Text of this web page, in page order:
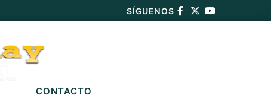
SÍGUENOS
CONTACTO